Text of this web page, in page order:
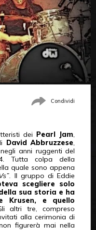
Condividi
dei Pearl Jam,
David Abbruzzese,
anni ruggenti del
Tutta colpa della
quale sono appena
. ll gruppo di Eddie
scegliere solo
sua storia e ha
Krusen, e quello
altri tre, compreso
alla cerimonia di
figurerà mai nella